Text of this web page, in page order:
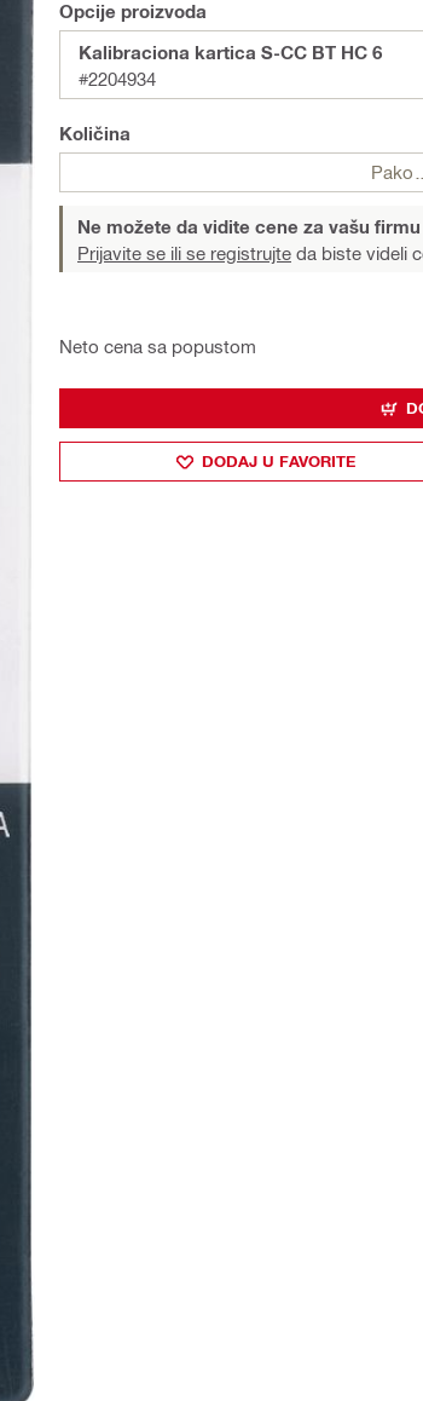
Opcije proizvoda
Kalibraciona kartica S-CC BT HC 6
#2204934
Količina
Ne možete da vidite cene za vašu firmu
Prijavite se ili se registrujte da biste videli
Neto cena sa popustom
DODAJ U FAVORITE